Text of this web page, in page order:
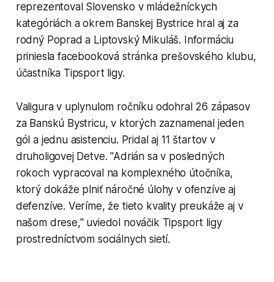
reprezentoval Slovensko v mládežníckych
kategóriách a okrem Banskej Bystrice hral aj za
rodný Poprad a Liptovský Mikuláš. Informáciu
priniesla facebooková stránka prešovského klubu,
účastníka Tipsport ligy.
Valigura v uplynulom ročníku odohral 26 zápasov
za Banskú Bystricu, v ktorých zaznamenal jeden
gól a jednu asistenciu. Pridal aj 11 štartov v
druholigovej Detve. "Adrián sa v posledných
rokoch vypracoval na komplexného útočníka,
ktorý dokáže plniť náročné úlohy v ofenzíve aj
defenzíve. Veríme, že tieto kvality preukáže aj v
našom drese," uviedol nováčik Tipsport ligy
prostredníctvom sociálnych sietí.